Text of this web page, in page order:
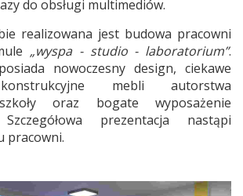
do obsługi multimediów.
realizowana jest budowa pracowni
„wyspa - studio - laboratorium”.
nowoczesny design, ciekawe
mebli autorstwa
oraz bogate wyposażenie
prezentacja nastąpi
pracowni.